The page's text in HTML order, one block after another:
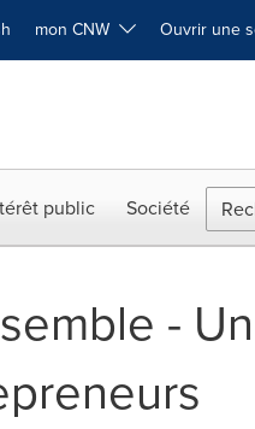
mon CNW Ouvrir une
public Société
-